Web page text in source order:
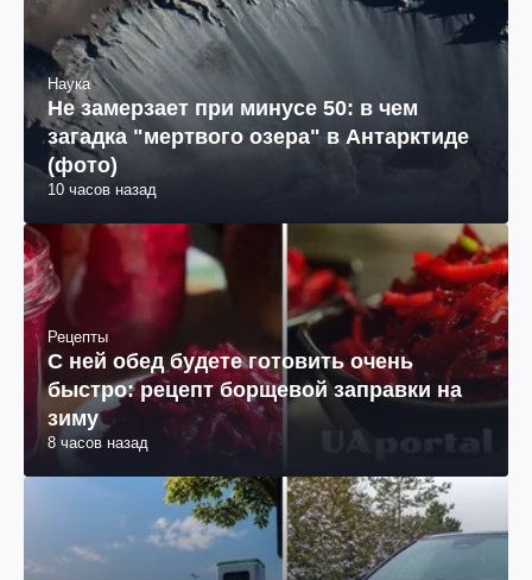
Наука
Не замерзает при минусе 50: в чем
загадка "мертвого озера" в Антарктиде
(фото)
10 часов назад
Рецепты
С ней обед будете готовить очень
быстро: рецепт борщевой заправки на
зиму
8 часов назад